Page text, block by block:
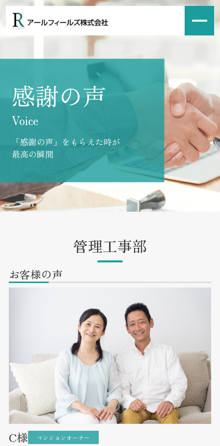
感謝の声
Voice
「感謝の声」をもらえた時が
最高の瞬間
管理工事部
お客様の声
C様 マンションオーナー